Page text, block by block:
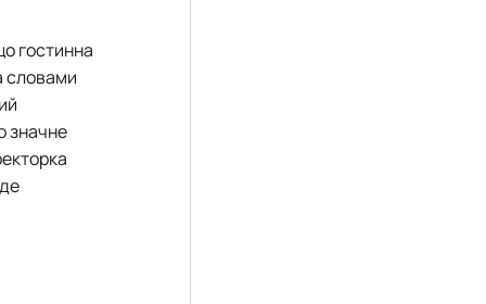
гостинна
словами
значне